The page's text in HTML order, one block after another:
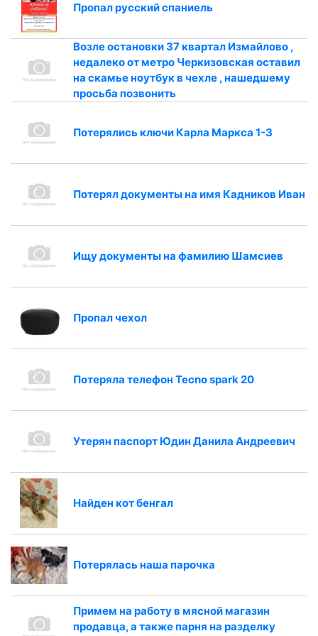
Пропал русский спаниель
Возле остановки 37 квартал Измайлово ,
недалеко от метро Черкизовская оставил
на скамье ноутбук в чехле , нашедшему
просьба позвонить
Потерялись ключи Карла Маркса 1-3
Потерял документы на имя Кадников Иван
Ищу документы на фамилию Шамсиев
Пропал чехол
Потеряла телефон Tecno spark 20
Утерян паспорт Юдин Данила Андреевич
Найден кот бенгал
Потерялась наша парочка
Примем на работу в мясной магазин
продавца, а также парня на разделку